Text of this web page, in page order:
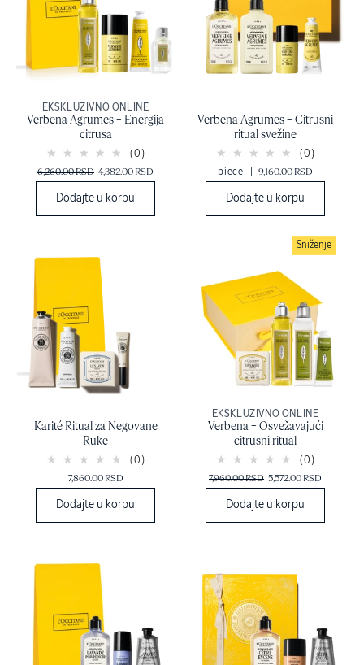
EKSKLUZIVNO ONLINE
Verbena Agrumes – Energija
citrusa
(0)
6,260.00 RSD 4,382.00 RSD
Dodajte u korpu
Verbena Agrumes – Citrusni
ritual svežine
(0)
piece 9,160.00 RSD
Dodajte u korpu
Karité Ritual za Negovane
Ruke
(0)
7,860.00 RSD
Dodajte u korpu
Sniženje
EKSKLUZIVNO ONLINE
Verbena – Osvežavajući
citrusni ritual
(0)
7,960.00 RSD 5,572.00 RSD
Dodajte u korpu